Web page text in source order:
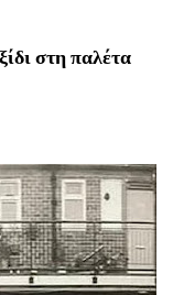
στη παλέτα